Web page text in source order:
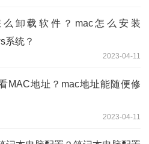
么卸载软件？mac怎么安装
系统？
2023-04-11
MAC地址？mac地址能随便修
2023-04-11